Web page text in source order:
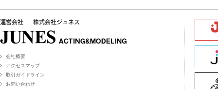
会社概要
アクセスマップ
取引ガイドライン
お問い合わせ